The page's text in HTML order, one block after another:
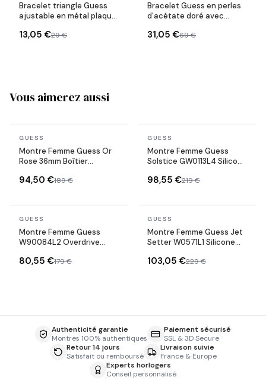
Bracelet triangle Guess
ajustable en métal plaqué
13,05 €29 €
Bracelet Guess en perles
d'acétate doré avec
31,05 €69 €
Vous aimerez aussi
En stock
GUESS
Montre Femme Guess Or
Rose 36mm Boîtier
Bracelet en Silicone Rose
94,50 €189 €
En stock
GUESS
Montre Femme Guess
Solstice GW0113L4 Silicone
98,55 €219 €
En stock
GUESS
Montre Femme Guess
W90084L2 Overdrive
80,55 €179 €
En stock
GUESS
Montre Femme Guess Jet
Setter W0571L1 Silicone
103,05 €229 €
Authenticité garantie
Montres 100% authentiques
Paiement sécurisé
SSL & 3D Secure
Retour 14 jours
Satisfait ou remboursé
Livraison suivie
France & Europe
Experts horlogers
Conseil personnalisé